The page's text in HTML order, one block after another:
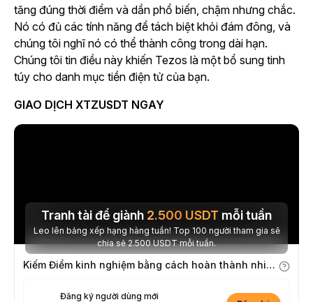
tăng đúng thời điểm và dần phổ biến, chậm nhưng chắc.
Nó có đủ các tính năng để tách biệt khỏi đám đông, và
chúng tôi nghĩ nó có thể thành công trong dài hạn.
Chúng tôi tin điều này khiến Tezos là một bổ sung tinh
túy cho danh mục tiền điện tử của bạn.
GIAO DỊCH XTZUSDT NGAY
Tranh tài để giành 2.500 USDT mỗi tuần
Leo lên bảng xếp hạng hàng tuần! Top 100 người tham gia sẽ
chia sẻ 2.500 USDT mỗi tuần.
Kiếm Điểm kinh nghiệm bằng cách hoàn thành nhiệm vụ
Đăng ký người dùng mới